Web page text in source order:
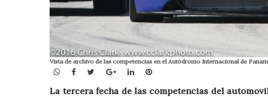
Vista de archivo de las competencias en el Autódromo Internacional de
WhatsApp
Facebook
TwitterGoogle+LinkedInPinterest
La tercera fecha de las competencias del